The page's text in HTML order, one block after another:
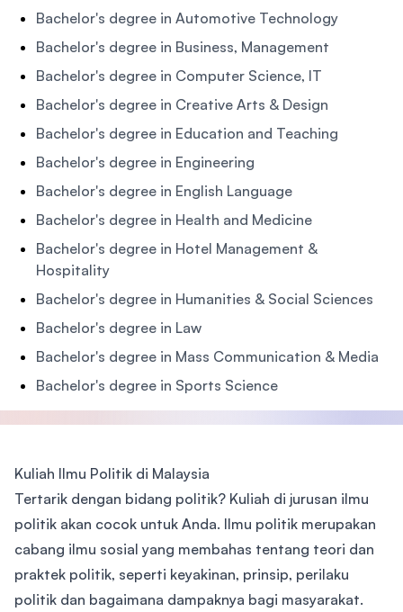
Bachelor's degree in Automotive Technology
Bachelor's degree in Business, Management
Bachelor's degree in Computer Science, IT
Bachelor's degree in Creative Arts & Design
Bachelor's degree in Education and Teaching
Bachelor's degree in Engineering
Bachelor's degree in English Language
Bachelor's degree in Health and Medicine
Bachelor's degree in Hotel Management &
Hospitality
Bachelor's degree in Humanities & Social Sciences
Bachelor's degree in Law
Bachelor's degree in Mass Communication & Media
Bachelor's degree in Sports Science
Kuliah Ilmu Politik di Malaysia
Tertarik dengan bidang politik? Kuliah di jurusan ilmu
politik akan cocok untuk Anda. Ilmu politik merupakan
cabang ilmu sosial yang membahas tentang teori dan
praktek politik, seperti keyakinan, prinsip, perilaku
politik dan bagaimana dampaknya bagi masyarakat.